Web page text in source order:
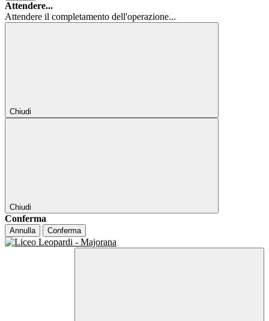
Attendere...
Attendere il completamento dell'operazione...
Chiudi
Chiudi
Conferma
Annulla Conferma